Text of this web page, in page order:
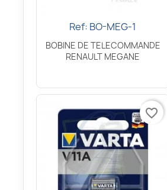
Aperçu rapide
Ref: BO-MEG-1
BOBINE DE TELECOMMANDE
RENAULT MEGANE
favorite_border